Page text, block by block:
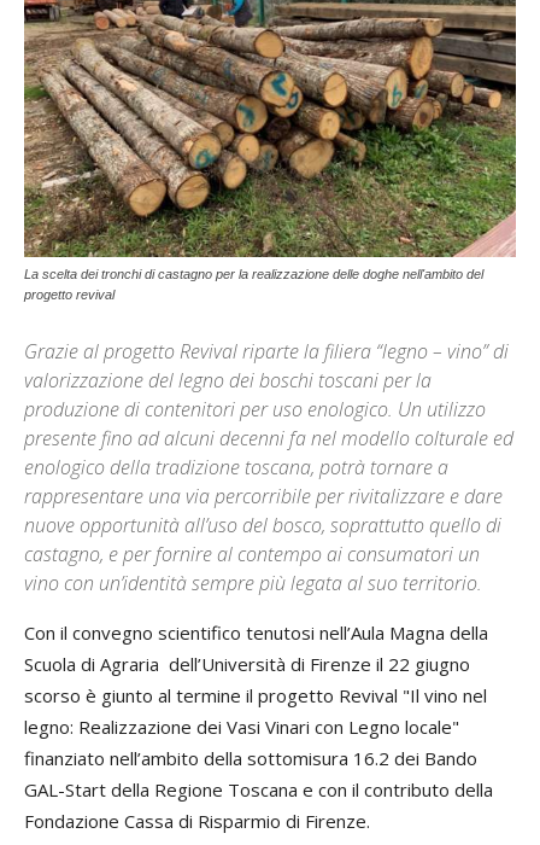
La scelta dei tronchi di castagno per la realizzazione delle doghe nell'ambito del
progetto revival
Grazie al progetto Revival riparte la filiera “legno – vino” di
valorizzazione del legno dei boschi toscani per la
produzione di contenitori per uso enologico. Un utilizzo
presente fino ad alcuni decenni fa nel modello colturale ed
enologico della tradizione toscana, potrà tornare a
rappresentare una via percorribile per rivitalizzare e dare
nuove opportunità all’uso del bosco, soprattutto quello di
castagno, e per fornire al contempo ai consumatori un
vino con un’identità sempre più legata al suo territorio.
Con il convegno scientifico tenutosi nell’Aula Magna della
Scuola di Agraria dell’Università di Firenze il 22 giugno
scorso è giunto al termine il progetto Revival "Il vino nel
legno: Realizzazione dei Vasi Vinari con Legno locale"
finanziato nell’ambito della sottomisura 16.2 dei Bando
GAL-Start della Regione Toscana e con il contributo della
Fondazione Cassa di Risparmio di Firenze.